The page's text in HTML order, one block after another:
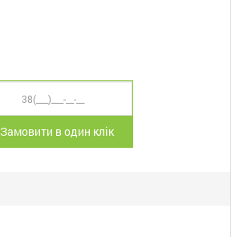
Замовити в один клік